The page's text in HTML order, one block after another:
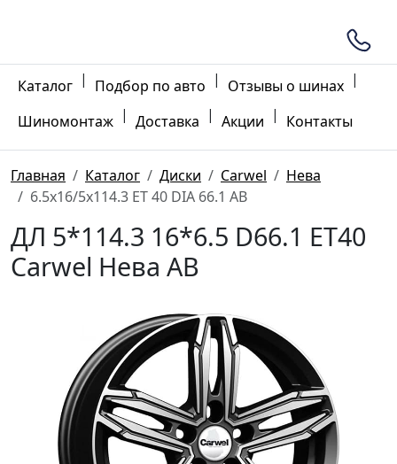
Каталог | Подбор по авто | Отзывы о шинах |
Шиномонтаж | Доставка | Акции | Контакты
Главная Каталог Диски Carwel
Нева
6.5x16/5x114.3 ET 40 DIA 66.1 AB
ДЛ 5*114.3 16*6.5 D66.1 ET40
Carwel Нева AB